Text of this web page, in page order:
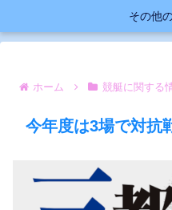
その他
ホーム 競艇に関する
今年度は3場で対抗